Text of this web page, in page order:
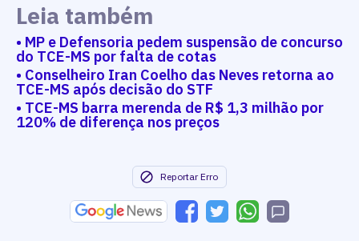
Leia também
• MP e Defensoria pedem suspensão de concurso
do TCE-MS por falta de cotas
• Conselheiro Iran Coelho das Neves retorna ao
TCE-MS após decisão do STF
• TCE-MS barra merenda de R$ 1,3 milhão por
120% de diferença nos preços
Reportar Erro